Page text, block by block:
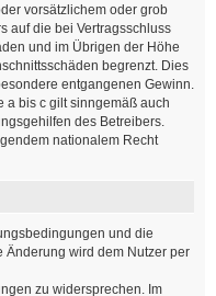
vorsätzlichem oder grob
auf die bei Vertragsschluss
und im Übrigen der Höhe
begrenzt. Dies
entgangenen Gewinn.
a bis c gilt sinngemäß auch
des Betreibers.
nationalem Recht
und die
Änderung wird dem Nutzer per
zu widersprechen. Im